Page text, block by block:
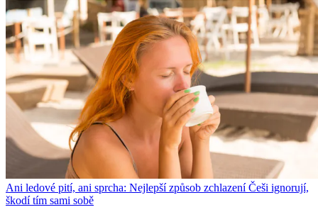
Ani ledové pití, ani sprcha: Nejlepší způsob zchlazení Češi ignorují,
škodí tím sami sobě